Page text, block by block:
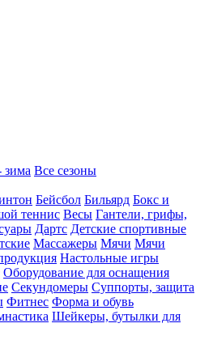
зима Все сезоны
Бейсбол Бильярд Бокс и
теннис Весы Гантели, грифы,
Дартс Детские спортивные
Массажеры Мячи Мячи
Настольные игры
Оборудование для оснащения
Секундомеры Суппорты, защита
Фитнес Форма и обувь
Шейкеры, бутылки для